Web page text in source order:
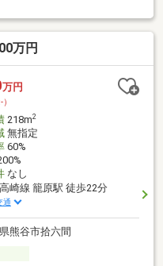
万円
万円
218m2
無指定
60%
なし
高崎線 籠原駅 徒歩22分
通
熊谷市拾六間